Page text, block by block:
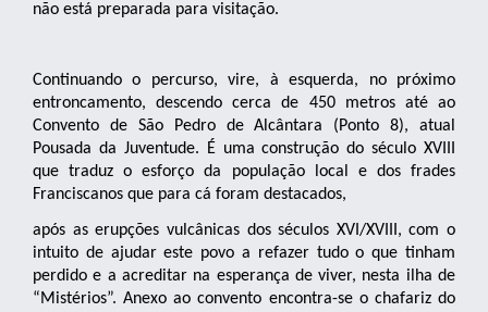
não está preparada para visitação.
Continuando o percurso, vire, à esquerda, no próximo
entroncamento, descendo cerca de 450 metros até ao
Convento de São Pedro de Alcântara (Ponto 8), atual
Pousada da Juventude. É uma construção do século XVIII
que traduz o esforço da população local e dos frades
Franciscanos que para cá foram destacados,
após as erupções vulcânicas dos séculos XVI/XVIII, com o
intuito de ajudar este povo a refazer tudo o que tinham
perdido e a acreditar na esperança de viver, nesta ilha de
“Mistérios”. Anexo ao convento encontra-se o chafariz do